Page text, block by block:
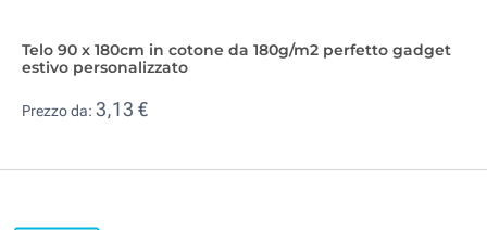
Telo 90 x 180cm in cotone da 180g/m2 perfetto gadget
estivo personalizzato
Prezzo da: 3,13 €